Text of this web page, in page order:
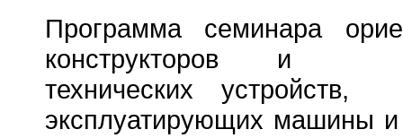
Программа семинара
конструкторов и
технических устройств,
эксплуатирующих машины и